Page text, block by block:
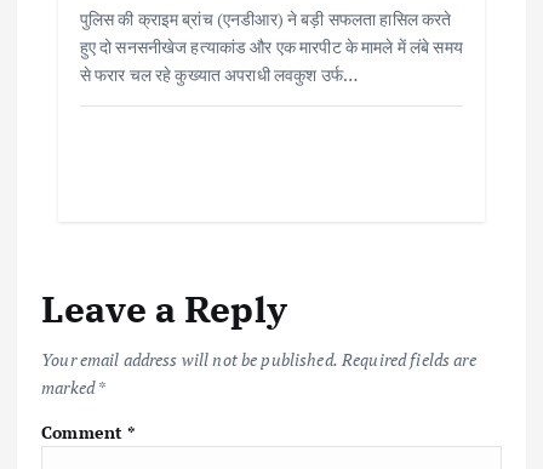
पुलिस की क्राइम ब्रांच (एनडीआर) ने बड़ी सफलता हासिल करते
हुए दो सनसनीखेज हत्याकांड और एक मारपीट के मामले में लंबे समय
से फरार चल रहे कुख्यात अपराधी लवकुश उर्फ…
Leave a Reply
Your email address will not be published. Required fields are
marked*
Comment*